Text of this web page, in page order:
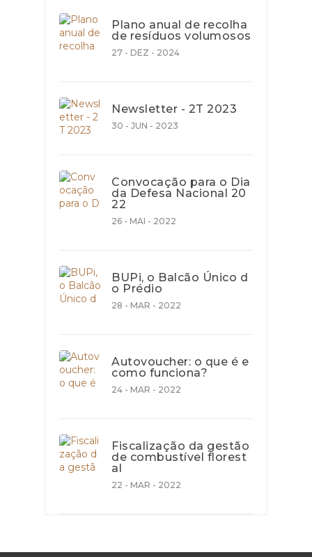
Plano anual de recolha
de resíduos volumosos
27 - DEZ - 2024
Newsletter - 2T 2023
30 - JUN - 2023
Convocação para o Dia
da Defesa Nacional 20
22
26 - MAI - 2022
BUPi, o Balcão Único d
o Prédio
28 - MAR - 2022
Autovoucher: o que é e
como funciona?
24 - MAR - 2022
Fiscalização da gestão
de combustível florest
al
22 - MAR - 2022